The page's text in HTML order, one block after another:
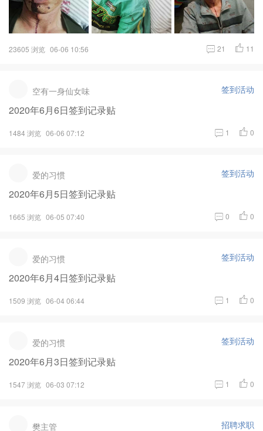
23605 浏览 06-06 10:56 21 11
空有一身仙女味 签到活动
2020年6月6日签到记录贴
1484 浏览 06-06 07:12 1 0
爱的习惯 签到活动
2020年6月5日签到记录贴
1665 浏览 06-05 07:40 0 0
爱的习惯 签到活动
2020年6月4日签到记录贴
1509 浏览 06-04 06:44 1 0
爱的习惯 签到活动
2020年6月3日签到记录贴
1547 浏览 06-03 07:12 1 0
樊主管 招聘求职